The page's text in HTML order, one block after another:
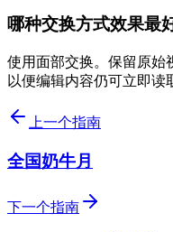
哪种交换方式效果最
使用面部交换。保留原始
以便编辑内容仍可立即读
上一个指南
全国奶牛月
下一个指南